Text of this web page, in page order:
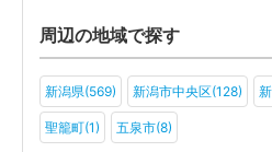
アミューズメント・レジャー(2)
ＮＰＯ法人(3) 一般社団法人(6)
周辺の地域で探す
新潟県(569) 新潟市中央区(128)
聖籠町(1) 五泉市(8)